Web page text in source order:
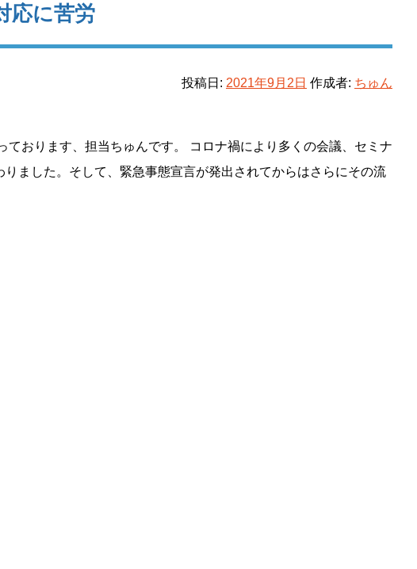
応に苦労
投稿日: 2021年9月2日 作成者: ちゅん
ております、担当ちゅんです。 コロナ禍により多くの会議、セミナ
ました。そして、緊急事態宣言が発出されてからはさらにその流